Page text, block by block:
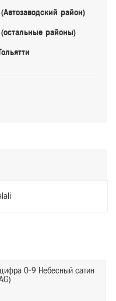
район)
(остальные районы)
0-9 Небесный сатин